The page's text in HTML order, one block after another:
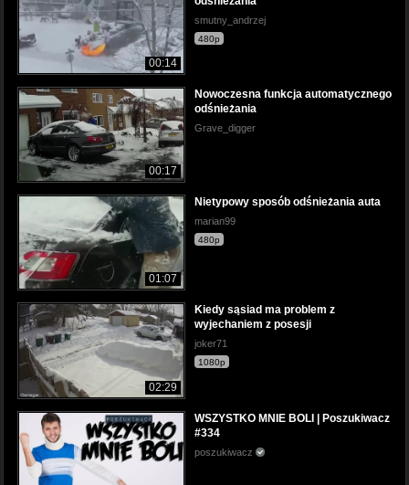
00:14
smutny_andrzej
480p
00:17
Nowoczesna funkcja automatycznego
odśnieżania
Grave_digger
01:07
Nietypowy sposób odśnieżania auta
marian99
480p
02:29
Kiedy sąsiad ma problem z
wyjechaniem z posesji
joker71
1080p
WSZYSTKO MNIE BOLI | Poszukiwacz
#334
poszukiwacz